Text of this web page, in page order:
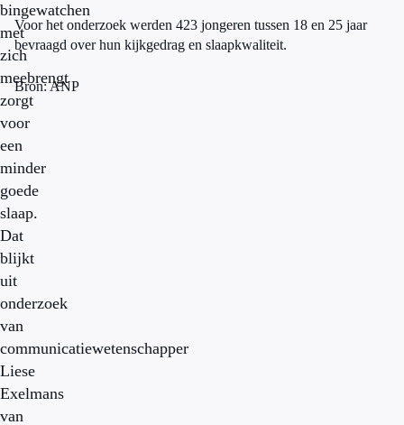
bingewatchen
met
zich
meebrengt
zorgt
voor
een
minder
goede
slaap.
Dat
blijkt
uit
onderzoek
van
communicatiewetenschapper
Liese
Exelmans
van
Voor het onderzoek werden 423 jongeren tussen 18 en 25 jaar
bevraagd over hun kijkgedrag en slaapkwaliteit.
Bron: ANP